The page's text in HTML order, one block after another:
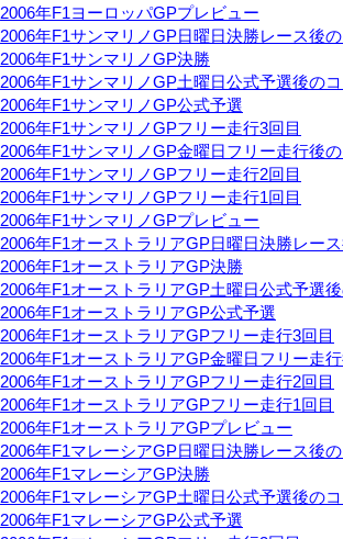
2006年F1ヨーロッパGPプレビュー
2006年F1サンマリノGP日曜日決勝レース後
2006年F1サンマリノGP決勝
2006年F1サンマリノGP土曜日公式予選後の
2006年F1サンマリノGP公式予選
2006年F1サンマリノGPフリー走行3回目
2006年F1サンマリノGP金曜日フリー走行後
2006年F1サンマリノGPフリー走行2回目
2006年F1サンマリノGPフリー走行1回目
2006年F1サンマリノGPプレビュー
2006年F1オーストラリアGP日曜日決勝レー
2006年F1オーストラリアGP決勝
2006年F1オーストラリアGP土曜日公式予選
2006年F1オーストラリアGP公式予選
2006年F1オーストラリアGPフリー走行3回目
2006年F1オーストラリアGP金曜日フリー走
2006年F1オーストラリアGPフリー走行2回目
2006年F1オーストラリアGPフリー走行1回目
2006年F1オーストラリアGPプレビュー
2006年F1マレーシアGP日曜日決勝レース後
2006年F1マレーシアGP決勝
2006年F1マレーシアGP土曜日公式予選後の
2006年F1マレーシアGP公式予選